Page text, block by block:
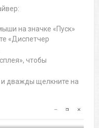
на значке «Пуск»
«Диспетчер
чтобы
и дважды щелкните на